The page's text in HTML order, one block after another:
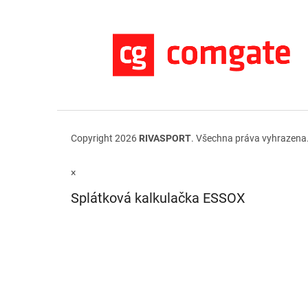
Copyright 2026 RIVASPORT. Všechna práva
×
Splátková kalkulačka ESSOX